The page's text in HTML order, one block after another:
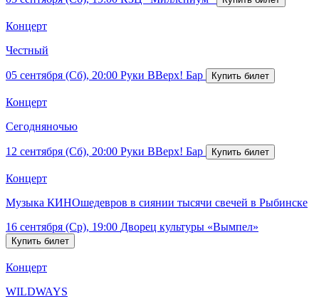
Концерт
Честный
05 сентября (Сб), 20:00 Руки ВВерх! Бар
Концерт
Сегодняночью
12 сентября (Сб), 20:00 Руки ВВерх! Бар
Концерт
Музыка КИНОшедевров в сиянии тысячи свечей в Рыбинске
16 сентября (Ср), 19:00 Дворец культуры «Вымпел»
Концерт
WILDWAYS